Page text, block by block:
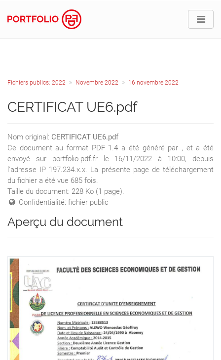
Fichiers publics: 2022 Novembre 2022 16 novembre 2022
CERTIFICAT UE6.pdf
Nom original: CERTIFICAT UE6.pdf
Ce document au format PDF 1.4 a été généré par , et a été
envoyé sur portfolio-pdf.fr le 16/11/2022 à 10:00, depuis
l'adresse IP 197.234.x.x. La présente page de téléchargement
du fichier a été vue 685 fois.
Taille du document: 228 Ko (1 page).
Confidentialité: fichier public
Aperçu du document